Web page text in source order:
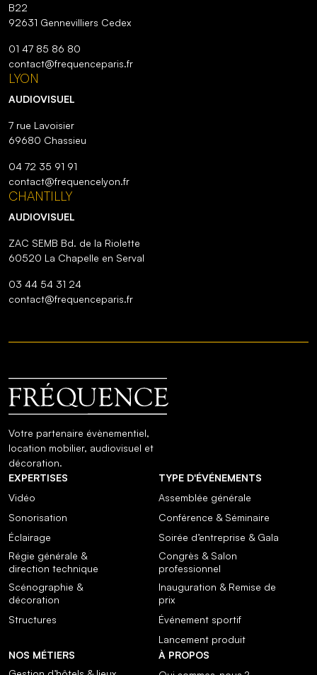
B22
92631 Gennevilliers Cedex
01 47 85 86 80
contact@frequenceparis.fr
LYON
AUDIOVISUEL
7 rue Lavoisier
69680 Chassieu
04 72 35 91 91
contact@frequencelyon.fr
CHANTILLY
AUDIOVISUEL
ZAC SEMB Bd. de la Riolette
60520 La Chapelle en Serval
03 44 54 31 24
contact@frequenceparis.fr
Votre partenaire évènementiel,
location mobilier, audiovisuel et
décoration.
EXPERTISES
Vidéo
Sonorisation
Éclairage
Régie générale &
direction technique
Scénographie &
décoration
Structures
TYPE D'ÉVÉNEMENTS
Assemblée générale
Conférence & Séminaire
Soirée d’entreprise & Gala
Congrès & Salon
professionnel
Inauguration & Remise de
prix
Événement sportif
Lancement produit
NOS MÉTIERS
À PROPOS